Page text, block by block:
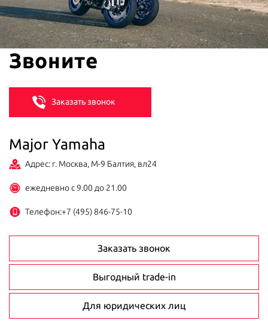
Звоните
Заказать звонок
Major Yamaha
Адрес: г. Москва, М-9 Балтия, вл24
ежедневно с 9.00 до 21.00
Телефон:+7 (495) 846-75-10
Заказать звонок
Выгодный trade-in
Для юридических лиц